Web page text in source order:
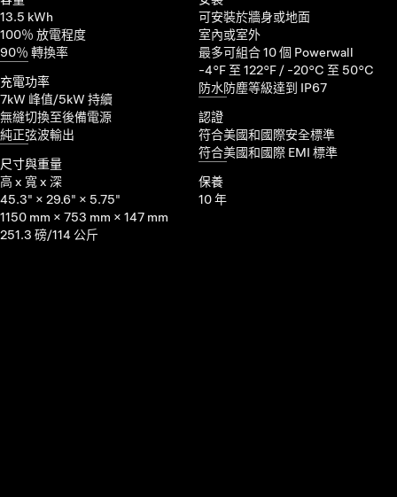
13.5 kWh
100％ 放電程度
90％ 轉換率
充電功率
7kW 峰值/5kW 持續
無縫切換至後備電源
純正弦波輸出
尺寸與重量
高 x 寬 x 深
45.3" × 29.6" × 5.75"
1150 mm × 753 mm × 147 mm
251.3 磅/114 公斤
可安裝於牆身或地面
室內或室外
最多可組合 10 個 Powerwall
-4°F 至 122°F / -20°C 至 50°C
防水防塵等級達到 IP67
認證
符合美國和國際安全標準
符合美國和國際 EMI 標準
保養
10 年